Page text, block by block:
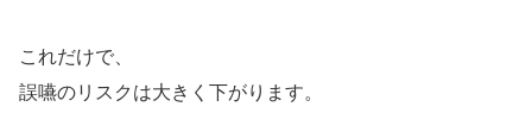
これだけで、
誤嚥のリスクは大きく下がります。